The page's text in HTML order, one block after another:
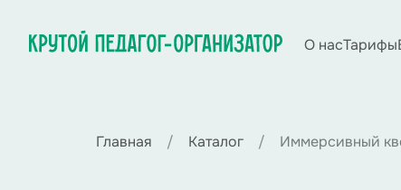
О насТарифы
Главная Каталог Иммерсивный